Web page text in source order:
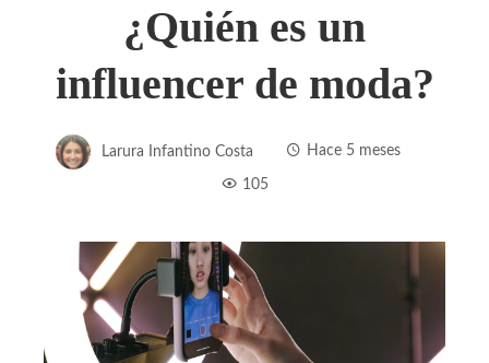
¿Quién es un
influencer de moda?
Larura Infantino Costa Hace 5 meses
105